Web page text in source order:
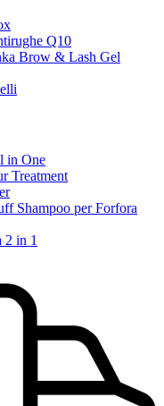
Q10
Brow & Lash Gel
in One
Treatment
Shampoo per Forfora
2 in 1